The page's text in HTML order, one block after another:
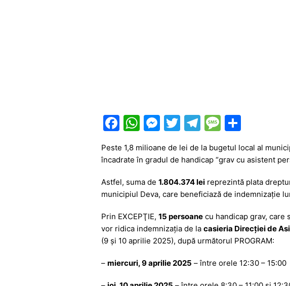
F
c
b
o
o
k
W
h
at
s
A
p
p
M
s
e
n
g
er
T
w
itt
T
e
a
m
M
s
s
a
g
e
P
ta
a
z
ă
Peste 1,8 milioane de lei de la bugetul local al
încadrate în gradul de handicap “grav cu asistent
Astfel, suma de 1.804.374leireprezintă plata
municipiul Deva, care beneficiază de indemnizaţie
Prin EXCEPŢIE, 15 persoanecu handicap grav, care
vor ridica indemnizaţia de la casieria Direcţiei de
(9 și 10 aprilie 2025), după următorul PROGRAM:
– miercuri, 9 aprilie 2025 – între orele 12:30 – 15:00